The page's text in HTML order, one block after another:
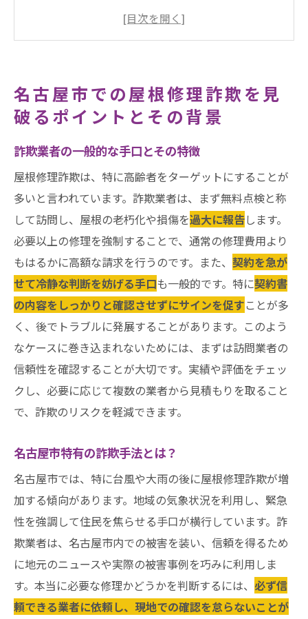
名古屋市特有の詐欺手法とは？
消費者が知るべき法律的保護の概要
実際の被害事例から学ぶ詐欺対策
名古屋市での屋根修理詐欺を見
破るポイントとその背景
詐欺業者の一般的な手口とその特徴
屋根修理詐欺は、特に高齢者をターゲットにすることが
多いと言われています。詐欺業者は、まず無料点検と称
して訪問し、屋根の老朽化や損傷を過大に報告します。
必要以上の修理を強制することで、通常の修理費用より
もはるかに高額な請求を行うのです。また、 契約を急が
せて冷静な判断を妨げる手口も一般的です。特に契約書
の内容をしっかりと確認させずにサインを促すことが多
く、後でトラブルに発展することがあります。このよう
なケースに巻き込まれないためには、まずは訪問業者の
信頼性を確認することが大切です。実績や評価をチェッ
クし、必要に応じて複数の業者から見積もりを取ること
で、詐欺のリスクを軽減できます。
名古屋市特有の詐欺手法とは？
名古屋市では、特に台風や大雨の後に屋根修理詐欺が増
加する傾向があります。地域の気象状況を利用し、緊急
性を強調して住民を焦らせる手口が横行しています。詐
欺業者は、名古屋市内での被害を装い、信頼を得るため
に地元のニュースや実際の被害事例を巧みに利用しま
す。本当に必要な修理かどうかを判断するには、 必ず信
頼できる業者に依頼し、現地での確認を怠らないことが